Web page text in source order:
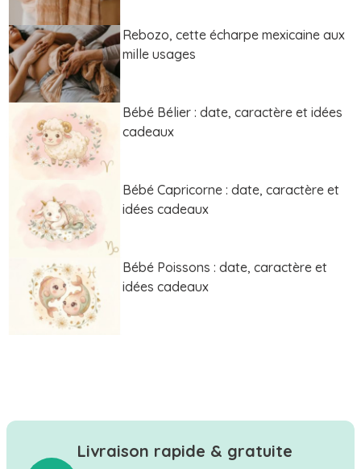
Rebozo, cette écharpe mexicaine aux
mille usages
Bébé Bélier : date, caractère et idées
cadeaux
Bébé Capricorne : date, caractère et
idées cadeaux
Bébé Poissons : date, caractère et
idées cadeaux
Livraison rapide & gratuite